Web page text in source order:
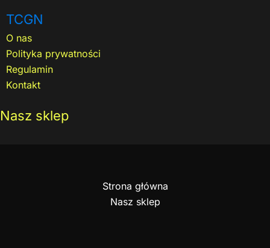
TCGN
O nas
Polityka prywatności
Regulamin
Kontakt
Nasz sklep
Strona główna
Nasz sklep